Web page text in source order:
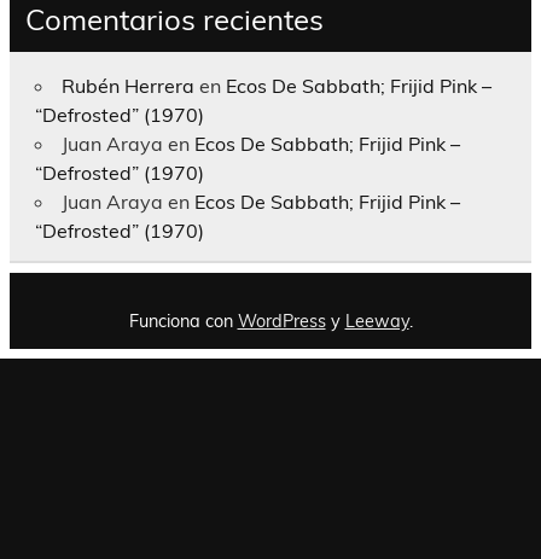
Comentarios recientes
Rubén Herrera en Ecos De Sabbath; Frijid Pink –
“Defrosted” (1970)
Juan Araya en Ecos De Sabbath; Frijid Pink –
“Defrosted” (1970)
Juan Araya en Ecos De Sabbath; Frijid Pink –
“Defrosted” (1970)
Funciona con WordPressy Leeway.